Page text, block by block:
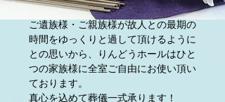
ご遺族様・ご親族様が故人との最期の
時間をゆっくりと過して頂けるように
との思いから、りんどうホールはひと
つの家族様に全室ご自由にお使い頂い
ております。
真心を込めて葬儀一式承ります！